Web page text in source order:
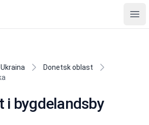
Donetsk oblast
i bygdelandsby